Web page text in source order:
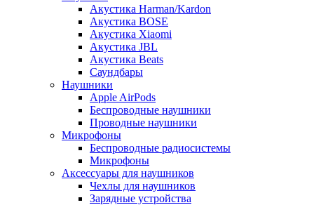
Акустика Harman/Kardon
Акустика BOSE
Акустика Xiaomi
Акустика JBL
Акустика Beats
Саундбары
Наушники
Apple AirPods
Беспроводные наушники
Проводные наушники
Микрофоны
Беспроводные радиосистемы
Микрофоны
Аксессуары для наушников
Чехлы для наушников
Зарядные устройства